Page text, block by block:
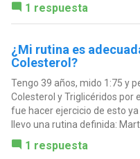
1 respuesta
¿Mi rutina es
Colesterol?
Tengo 39 años, mido 1:75 y
Colesterol y Triglicéridos por
fue hacer ejercicio de esto
llevo una rutina definida:
1 respuesta